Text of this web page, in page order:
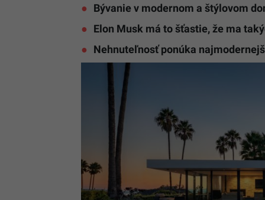
Bývanie v modernom a štýlovom
Elon Musk má to šťastie, že ma
Nehnuteľnosť ponúka